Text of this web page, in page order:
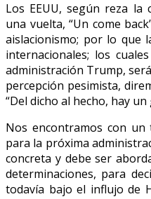
Los EEUU, según reza la
una vuelta, “Un come
aislacionismo; por lo que
internacionales; los
administración Trump,
percepción pesimista,
“Del dicho al hecho, hay
Nos encontramos con un
para la próxima
concreta y debe ser
determinaciones, para
todavía bajo el influjo de